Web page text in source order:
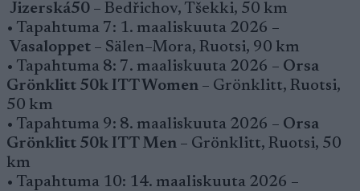
Jizerská50 – Bedřichov, Tšekki, 50 km
• Tapahtuma 7: 1. maaliskuuta 2026 –
Vasaloppet – Sälen–Mora, Ruotsi, 90 km
• Tapahtuma 8: 7. maaliskuuta 2026 – Orsa
Grönklitt 50k ITT Women – Grönklitt, Ruotsi,
50 km
• Tapahtuma 9: 8. maaliskuuta 2026 – Orsa
Grönklitt 50k ITT Men – Grönklitt, Ruotsi, 50
km
• Tapahtuma 10: 14. maaliskuuta 2026 –